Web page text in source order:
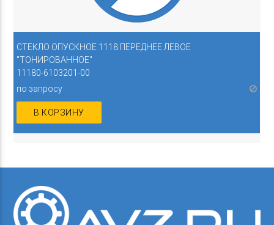
СТЕКЛО ОПУСКНОЕ 1118 ПЕРЕДНЕЕ ЛЕВОЕ
"ТОНИРОВАННОЕ"
11180-6103201-00
по запросу
В КОРЗИНУ